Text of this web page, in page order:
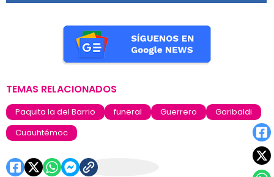
TEMAS RELACIONADOS
Paquita la del Barrio funeral Guerrero
Garibaldi
Cuauhtémoc